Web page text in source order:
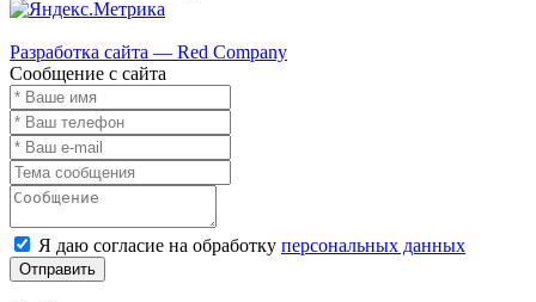
Разработка сайта — Red Company
Сообщение с сайта
Я даю согласие на обработку персональных данных
Отправить